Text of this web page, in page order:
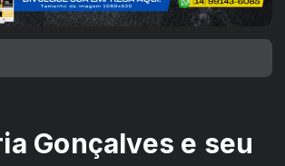
Gonçalves e seu